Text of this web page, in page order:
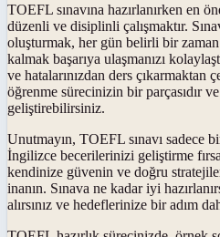
TOEFL sınavına hazırlanırken en
düzenli ve disiplinli çalışmaktır.
oluşturmak, her gün belirli bir zaman
kalmak başarıya ulaşmanızı
ve hatalarınızdan ders çıkarmaktan
öğrenme sürecinizin bir parçasıdır
geliştirebilirsiniz.
Unutmayın, TOEFL sınavı sadece
İngilizce becerilerinizi geliştirme
kendinize güvenin ve doğru
inanın. Sınava ne kadar iyi
alırsınız ve hedeflerinize bir adım